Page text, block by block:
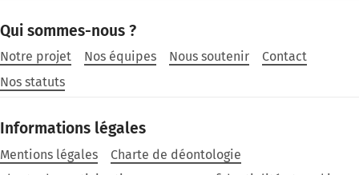
Qui sommes-nous ?
Notre projet Nos équipes Nous soutenir
Contact
Nos statuts
Informations légales
Mentions légales
Charte de déontologie